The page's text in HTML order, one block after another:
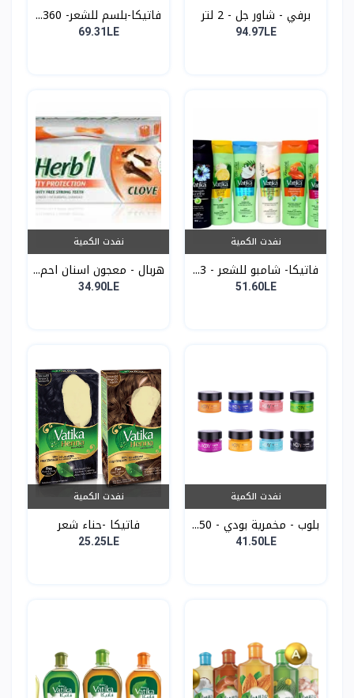
برفي - شاور جل - 2 لتر
94.97LE
فاتيكا-بلسم للشعر- 360...
69.31LE
نفدت الكمية
فاتيكا- شامبو للشعر - 3...
51.60LE
نفدت الكمية
هربال - معجون اسنان احم...
34.90LE
نفدت الكمية
بلوب - مخمرية بودي - 50...
41.50LE
نفدت الكمية
فاتيكا -حناء شعر
25.25LE